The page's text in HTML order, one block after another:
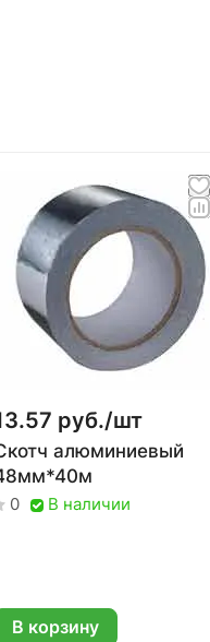
руб./шт
алюминиевый
0 В наличии
В корзину